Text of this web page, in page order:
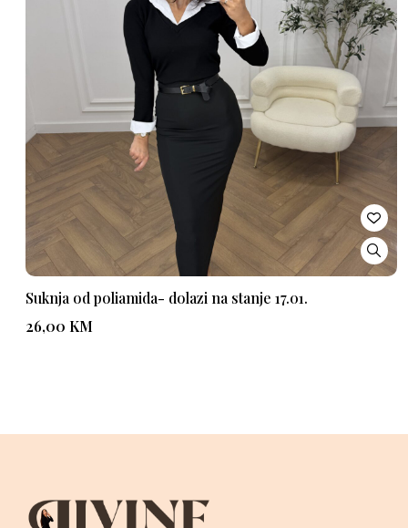
Suknja od poliamida- dolazi na stanje 17.01.
26,00 KM